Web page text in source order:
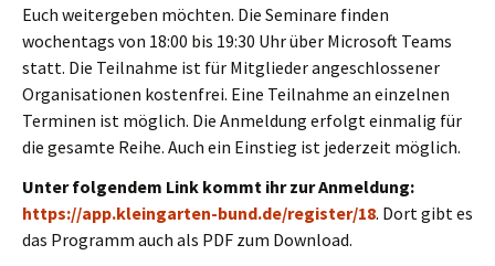
Euch weitergeben möchten. Die Seminare finden
wochentags von 18:00 bis 19:30 Uhr über Microsoft Teams
statt. Die Teilnahme ist für Mitglieder angeschlossener
Organisationen kostenfrei. Eine Teilnahme an einzelnen
Terminen ist möglich. Die Anmeldung erfolgt einmalig für
die gesamte Reihe. Auch ein Einstieg ist jederzeit möglich.
Unter folgendem Link kommt ihr zur Anmeldung:
https://app.kleingarten-bund.de/register/18. Dort gibt es
das Programm auch als PDF zum Download.